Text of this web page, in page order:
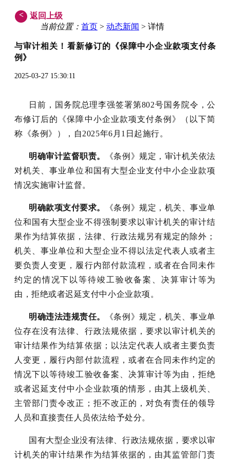
<
返回上级
当前位置： 首页 > 动态新闻 > 详情
与审计相关！看新修订的《保障中小企业款项支付条
例》
2025-03-27 15:30:11
日前，国务院总理李强签署第802号国务院令，公
布修订后的《保障中小企业款项支付条例》（以下简
称《条例》），自2025年6月1日起施行。
明确审计监督职责。
《条例》规定，审计机关依法
对机关、事业单位和国有大型企业支付中小企业款项
情况实施审计监督。
明确款项支付要求。
《条例》规定，机关、事业单
位和国有大型企业不得强制要求以审计机关的审计结
果作为结算依据，法律、行政法规另有规定的除外；
机关、事业单位和大型企业不得以法定代表人或者主
要负责人变更，履行内部付款流程，或者在合同未作
约定的情况下以等待竣工验收备案、决算审计等为
由，拒绝或者迟延支付中小企业款项。
明确违法违规责任。
《条例》规定，机关、事业单
位存在没有法律、行政法规依据，要求以审计机关的
审计结果作为结算依据；以法定代表人或者主要负责
人变更，履行内部付款流程，或者在合同未作约定的
情况下以等待竣工验收备案、决算审计等为由，拒绝
或者迟延支付中小企业款项的情形，由其上级机关、
主管部门责令改正；拒不改正的，对负有责任的领导
人员和直接责任人员依法给予处分。
国有大型企业没有法律、行政法规依据，要求以审
计机关的审计结果作为结算依据的，由其监管部门责